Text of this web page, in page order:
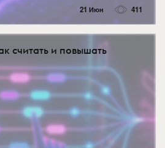
21 Июн 411
считать и повышать